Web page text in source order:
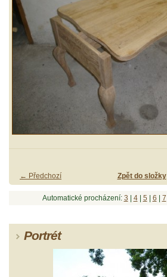
← Předchozí Zpět do složky
Automatické procházení: 3 4| 5 6 7
Portrét